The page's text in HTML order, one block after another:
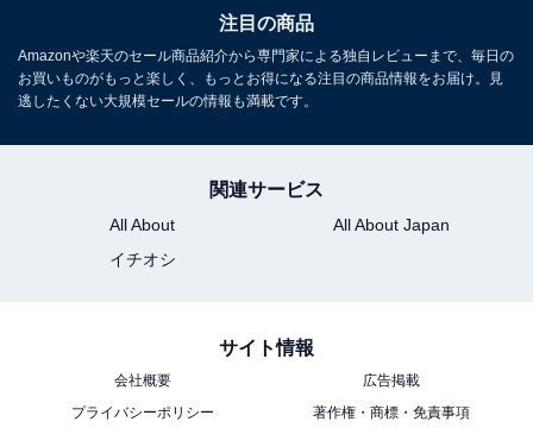
注目の商品
Amazonや楽天のセール商品紹介から専門家による独自レビューまで、毎日の
お買いものがもっと楽しく、もっとお得になる注目の商品情報をお届け。見
逃したくない大規模セールの情報も満載です。
関連サービス
All About
All About Japan
イチオシ
サイト情報
会社概要
広告掲載
プライバシーポリシー
著作権・商標・免責事項